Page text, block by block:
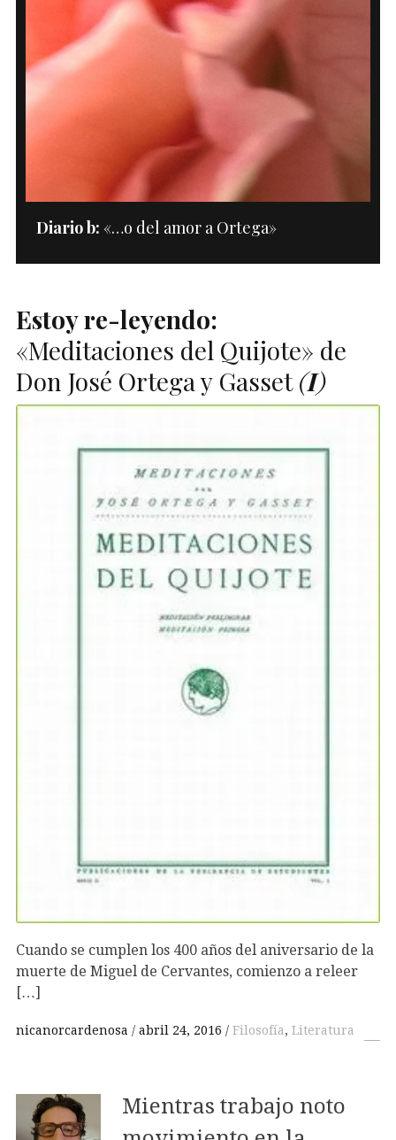
Diario b: «…o del amor a Ortega»
Estoy re-leyendo:
«Meditaciones del Quijote» de
Don José Ortega y Gasset(I)
Cuando se cumplen los 400 años del aniversario de la
muerte de Miguel de Cervantes, comienzo a releer
[…]
nicanorcardenosa abril 24, 2016 Filosofía, Literatura
Mientras trabajo noto